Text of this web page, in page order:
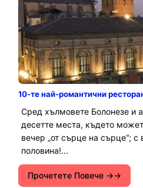
10-те най-романтични
Сред хълмовете Болонезе и
десетте места, където
вечер „от сърце на сърце“;
половина!...
Прочетете Повече →